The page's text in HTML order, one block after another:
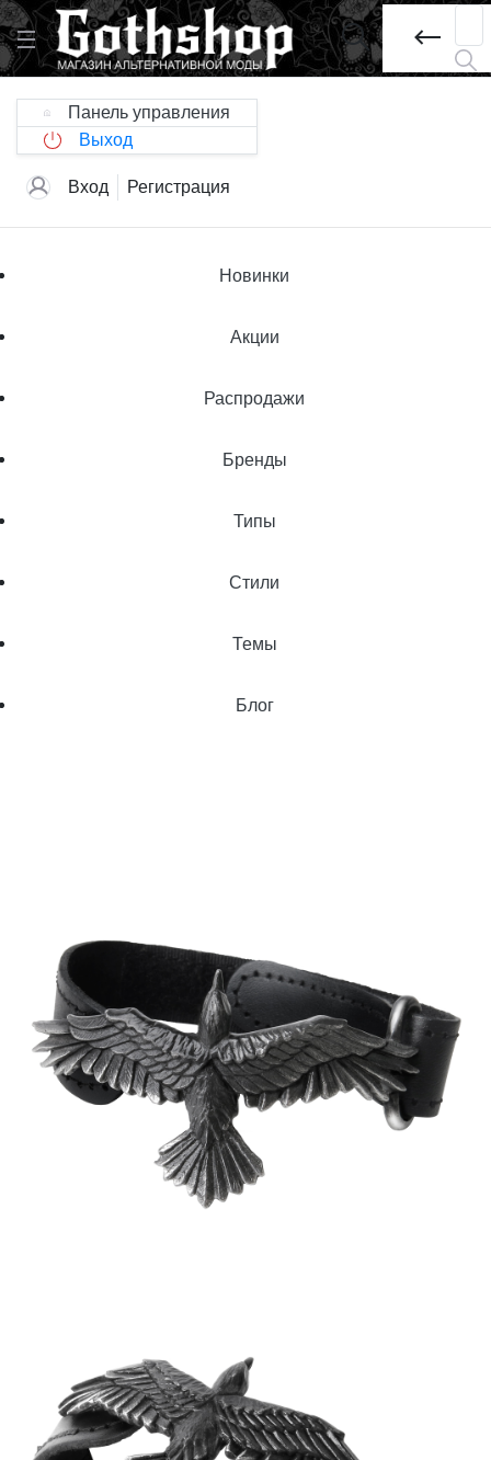
Панель управления
Выход
Вход Регистрация
Новинки
Акции
Распродажи
Бренды
Типы
Стили
Темы
Блог